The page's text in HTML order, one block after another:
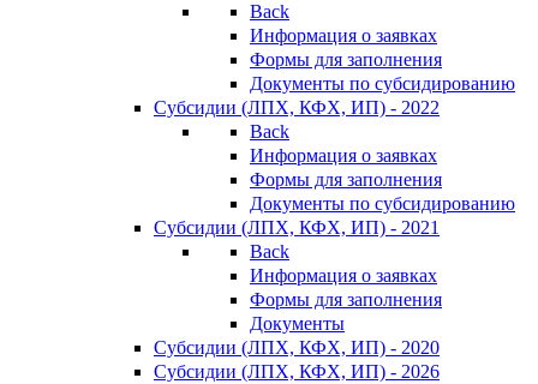
Back
Информация о заявках
Формы для заполнения
Документы по субсидированию
Субсидии (ЛПХ, КФХ, ИП) - 2022
Back
Информация о заявках
Формы для заполнения
Документы по субсидированию
Субсидии (ЛПХ, КФХ, ИП) - 2021
Back
Информация о заявках
Формы для заполнения
Документы
Субсидии (ЛПХ, КФХ, ИП) - 2020
Субсидии (ЛПХ, КФХ, ИП) - 2026